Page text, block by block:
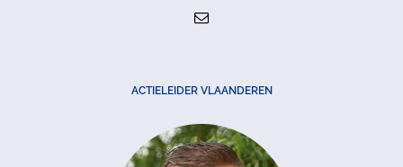
ACTIELEIDER VLAANDEREN